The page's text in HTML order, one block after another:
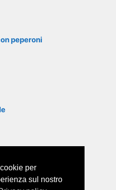
peperoni
per
sul nostro